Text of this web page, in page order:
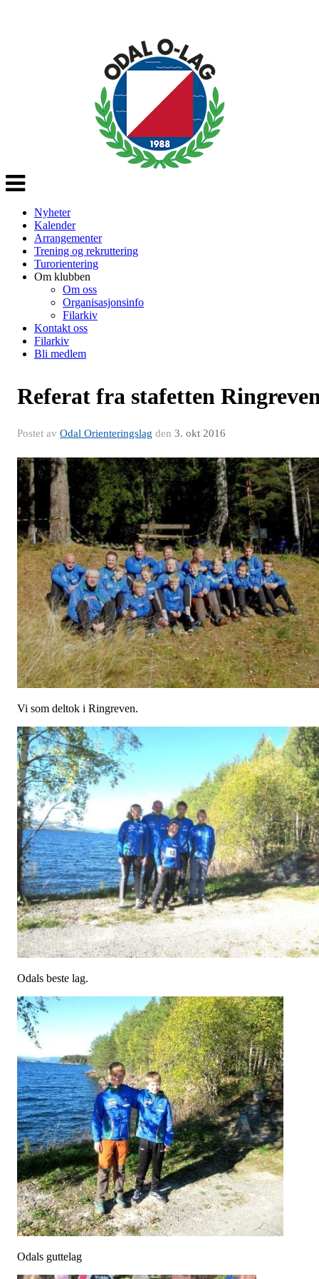
Veksle
navigasjon
Nyheter
Kalender
Arrangementer
Trening og rekruttering
Turorientering
Om klubben
Om oss
Organisasjonsinfo
Filarkiv
Kontakt oss
Filarkiv
Bli medlem
Referat fra stafetten
Postet av Odal Orienteringslag den 3. okt 2016
Vi som deltok i Ringreven.
Odals beste lag.
Odals guttelag